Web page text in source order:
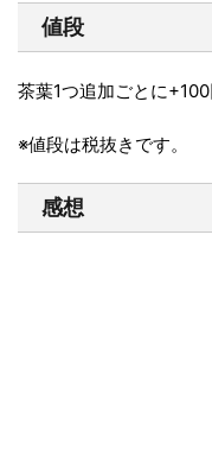
値段
茶葉1つ追加ごとに
※値段は税抜きです。
感想